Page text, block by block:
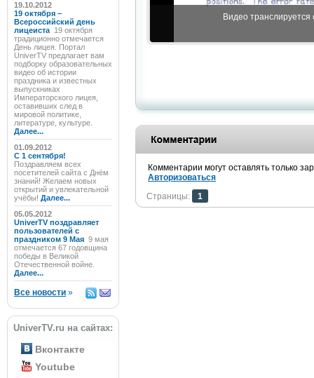
19.10.2012
19 октября –
Всероссийский день
лицеиста 19 октября
традиционно отмечается
День лицея. Портал
UniverTV предлагает вам
подборку образовательных
видео об истории
праздника и известных
выпускниках
Императорского лицея,
оставивших след в
мировой политике,
литературе, культуре.
Далее...
01.09.2012
C 1 сентября!
Поздравляем всех
посетителей сайта с Днём
знаний! Желаем новых
открытий и увлекательной
учёбы! Далее...
05.05.2012
UniverTV поздравляет
пользователей с
праздником 9 Мая 9 мая
отмечается 67 годовщина
победы в Великой
Отечественной войне.
Далее...
Все новости »
UniverTV.ru на сайтах:
Вконтакте
Youtube
Видео
Комментарии могут оставлять только
Авторизоваться
Страницы:
1